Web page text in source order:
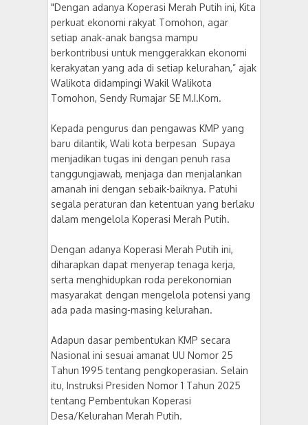
"Dengan adanya Koperasi Merah Putih ini, Kita
perkuat ekonomi rakyat Tomohon, agar
setiap anak-anak bangsa mampu
berkontribusi untuk menggerakkan ekonomi
kerakyatan yang ada di setiap kelurahan,” ajak
Walikota didampingi Wakil Walikota
Tomohon, Sendy Rumajar SE M.I.Kom.
Kepada pengurus dan pengawas KMP yang
baru dilantik, Wali kota berpesan Supaya
menjadikan tugas ini dengan penuh rasa
tanggungjawab, menjaga dan menjalankan
amanah ini dengan sebaik-baiknya. Patuhi
segala peraturan dan ketentuan yang berlaku
dalam mengelola Koperasi Merah Putih.
Dengan adanya Koperasi Merah Putih ini,
diharapkan dapat menyerap tenaga kerja,
serta menghidupkan roda perekonomian
masyarakat dengan mengelola potensi yang
ada pada masing-masing kelurahan.
Adapun dasar pembentukan KMP secara
Nasional ini sesuai amanat UU Nomor 25
Tahun 1995 tentang pengkoperasian. Selain
itu, Instruksi Presiden Nomor 1 Tahun 2025
tentang Pembentukan Koperasi
Desa/Kelurahan Merah Putih.